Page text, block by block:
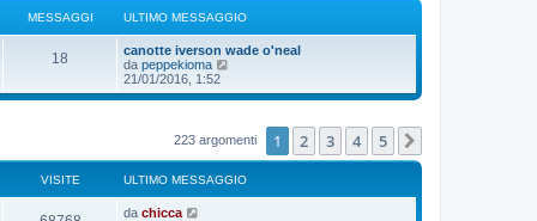
MESSAGGI ULTIMO MESSAGGIO
18
canotte iverson wade o'neal
da peppekioma
d
l
t
i
m
21/01/2016, 1:52
223 argomenti 1 2 3 4 5
VISITE ULTIMO MESSAGGIO
da chicca